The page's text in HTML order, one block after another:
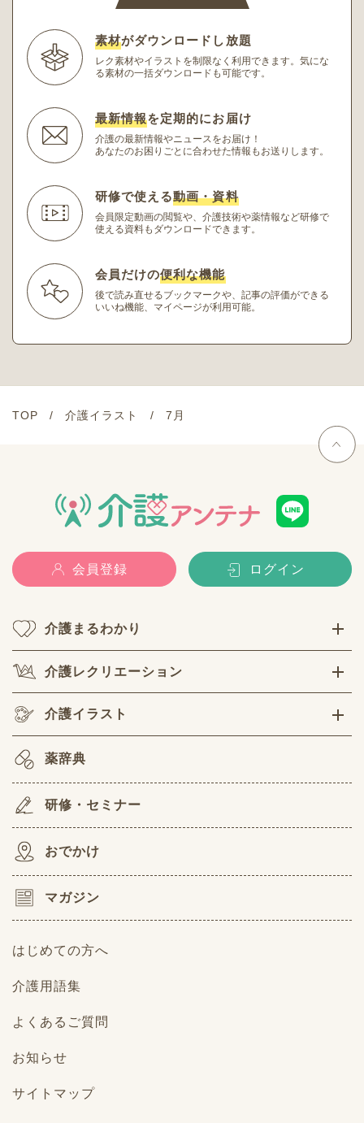
素材がダウンロードし放題
レク素材やイラストを制限なく利用できます。 気にな
る素材の一括ダウンロードも可能です。
最新情報を定期的にお届け
介護の最新情報やニュースをお届け！
あなたのお困りごとに合わせた情報もお送りします。
研修で使える動画・資料
会員限定動画の閲覧や、介護技術や薬情報など研修で
使える資料もダウンロードできます。
会員だけの便利な機能
後で読み直せるブックマークや、記事の評価ができる
いいね機能、マイページが利用可能。
TOP 介護イラスト 7月
会員登録 ログイン
介護まるわかり
介護レクリエーション
介護イラスト
薬辞典
研修・セミナー
おでかけ
マガジン
はじめての方へ
介護用語集
よくあるご質問
お知らせ
サイトマップ